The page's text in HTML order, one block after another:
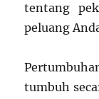
tentang
peluang
tumbuh